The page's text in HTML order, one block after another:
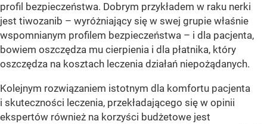
profil bezpieczeństwa. Dobrym przykładem w raku nerki
jest tiwozanib – wyróżniający się w swej grupie właśnie
wspomnianym profilem bezpieczeństwa – i dla pacjenta,
bowiem oszczędza mu cierpienia i dla płatnika, który
oszczędza na kosztach leczenia działań niepożądanych.
Kolejnym rozwiązaniem istotnym dla komfortu pacjenta
i skuteczności leczenia, przekładającego się w opinii
ekspertów również na korzyści budżetowe jest